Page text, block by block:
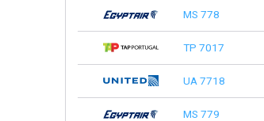
MS 778
TP 7017
UA 7718
MS 779